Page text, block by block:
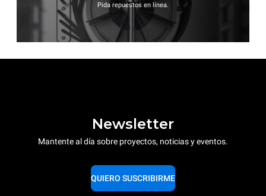
Pida repuestos en línea.
Newsletter
Mantente al día sobre proyectos, noticias y eventos.
QUIERO SUSCRIBIRME